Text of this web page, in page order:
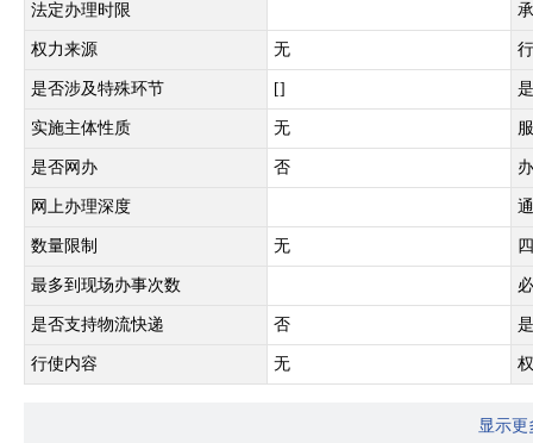
法定办理时限
权力来源 无
是否涉及特殊环节 []
实施主体性质 无
是否网办 否
网上办理深度
数量限制 无
最多到现场办事次数
是否支持物流快递 否
行使内容 无
显示更